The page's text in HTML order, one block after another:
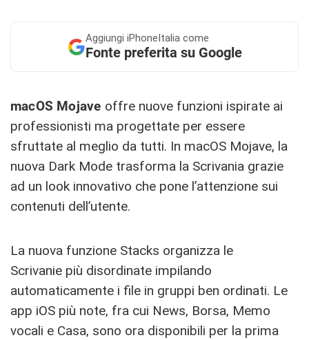
Aggiungi iPhoneItalia come
Fonte preferita su Google
macOS Mojave offre nuove funzioni ispirate ai
professionisti ma progettate per essere
sfruttate al meglio da tutti. In macOS Mojave, la
nuova Dark Mode trasforma la Scrivania grazie
ad un look innovativo che pone l’attenzione sui
contenuti dell’utente.
La nuova funzione Stacks organizza le
Scrivanie più disordinate impilando
automaticamente i file in gruppi ben ordinati. Le
app iOS più note, fra cui News, Borsa, Memo
vocali e Casa, sono ora disponibili per la prima